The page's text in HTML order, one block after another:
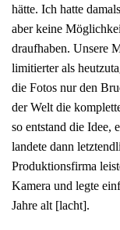
hätte. Ich hatte
aber keine
draufhaben. Unsere
limitierter als
die Fotos nur den
der Welt die
so entstand die Idee,
landete dann
Produktionsfirma
Kamera und legte
Jahre alt [lacht].